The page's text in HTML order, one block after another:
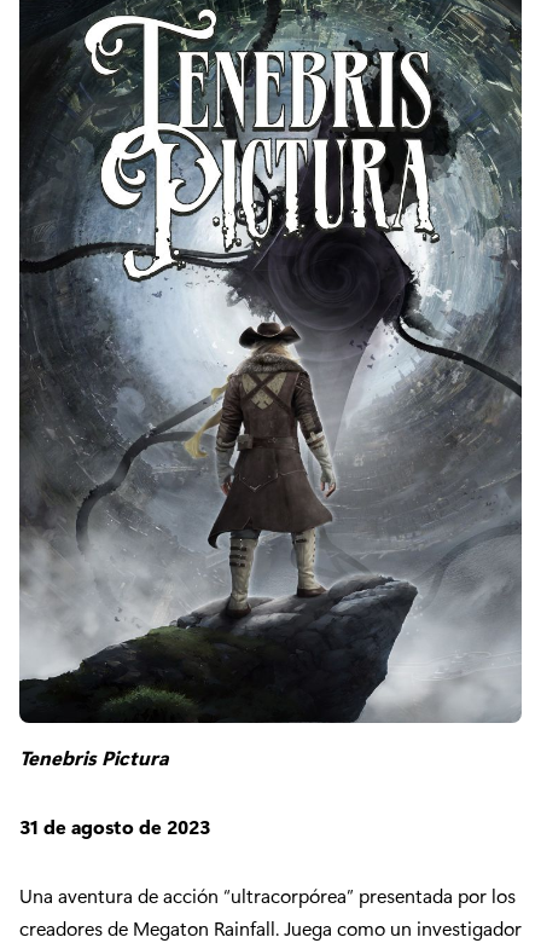
Tenebris Pictura
31 de agosto de 2023
Una aventura de acción “ultracorpórea” presentada por los
creadores de Megaton Rainfall. Juega como un investigador